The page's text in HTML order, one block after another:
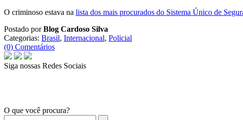
O criminoso estava na lista dos mais procurados do Sistema Único de
Postado porBlog Cardoso Silva
Categorias: Brasil, Internacional, Policial
(0) Comentários
Siga nossas Redes Sociais
O que você procura?